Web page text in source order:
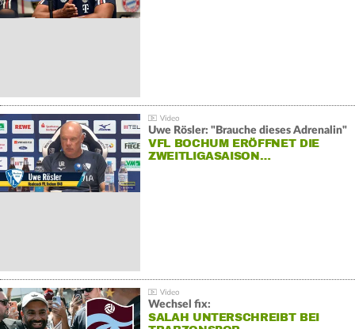
Uwe Rösler: "Brauche dieses Adrenalin"
VFL BOCHUM ERÖFFNET DIE
ZWEITLIGASAISON…
Wechsel fix:
SALAH UNTERSCHREIBT BEI